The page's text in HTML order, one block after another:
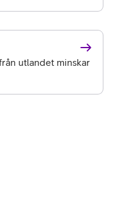
utlandet minskar